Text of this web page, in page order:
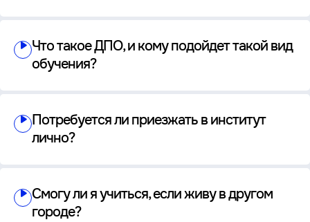
Что такое ДПО, и кому подойдет такой вид
обучения?
Потребуется ли приезжать в институт
лично?
Смогу ли я учиться, если живу в другом
городе?